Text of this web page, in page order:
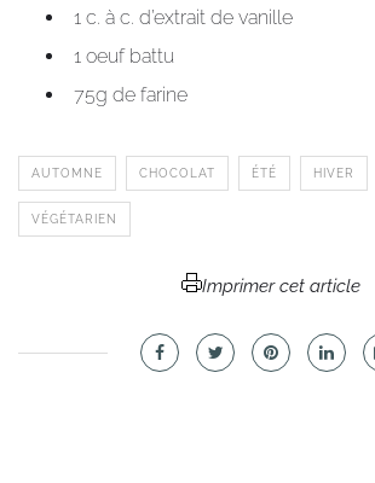
1 c. à c. d’extrait de vanille
1 oeuf battu
75g de farine
AUTOMNE CHOCOLAT ÉTÉ HIVER
VÉGÉTARIEN
Imprimer cet article